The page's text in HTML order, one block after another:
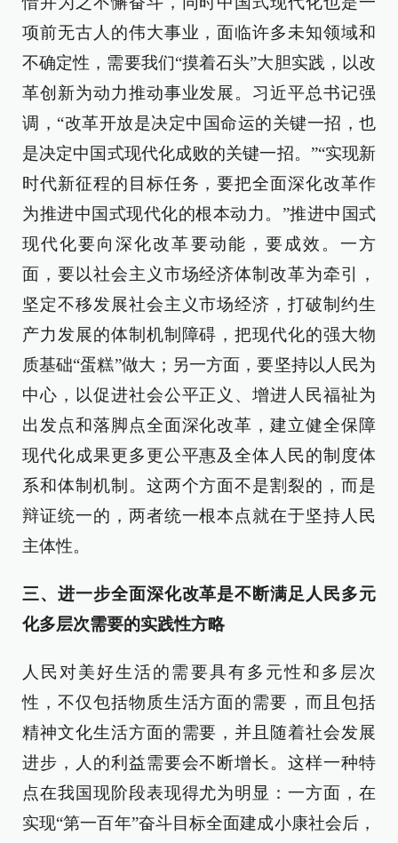
项前无古人的伟大事业，面临许多未知领域和
不确定性，需要我们“摸着石头”大胆实践，以改
革创新为动力推动事业发展。习近平总书记强
调，“改革开放是决定中国命运的关键一招，也
是决定中国式现代化成败的关键一招。”“实现新
时代新征程的目标任务，要把全面深化改革作
为推进中国式现代化的根本动力。”推进中国式
现代化要向深化改革要动能，要成效。一方
面，要以社会主义市场经济体制改革为牵引，
坚定不移发展社会主义市场经济，打破制约生
产力发展的体制机制障碍，把现代化的强大物
质基础“蛋糕”做大；另一方面，要坚持以人民为
中心，以促进社会公平正义、增进人民福祉为
出发点和落脚点全面深化改革，建立健全保障
现代化成果更多更公平惠及全体人民的制度体
系和体制机制。这两个方面不是割裂的，而是
辩证统一的，两者统一根本点就在于坚持人民
主体性。
三、进一步全面深化改革是不断满足人民多元
化多层次需要的实践性方略
人民对美好生活的需要具有多元性和多层次
性，不仅包括物质生活方面的需要，而且包括
精神文化生活方面的需要，并且随着社会发展
进步，人的利益需要会不断增长。这样一种特
点在我国现阶段表现得尤为明显：一方面，在
实现“第一百年”奋斗目标全面建成小康社会后，